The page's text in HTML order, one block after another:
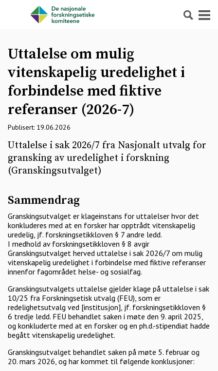
Søk Meny
Uttalelse om mulig
vitenskapelig uredelighet i
forbindelse med fiktive
referanser (2026-7)
Publisert: 19.06.2026
Uttalelse i sak 2026/7 fra Nasjonalt utvalg for
gransking av uredelighet i forskning
(Granskingsutvalget)
Sammendrag
Granskingsutvalget er klageinstans for uttalelser hvor det
konkluderes med at en forsker har opptrådt vitenskapelig
uredelig, jf. forskningsetikkloven § 7 andre ledd.
I medhold av forskningsetikkloven § 8 avgir
Granskingsutvalget herved uttalelse i sak 2026/7 om mulig
vitenskapelig uredelighet i forbindelse med fiktive referanser
innenfor fagområdet helse- og sosialfag.
Granskingsutvalgets uttalelse gjelder klage på uttalelse i sak
10/25 fra Forskningsetisk utvalg (FEU), som er
redelighetsutvalg ved [institusjon], jf. forskningsetikkloven §
6 tredje ledd. FEU behandlet saken i møte den 9. april 2025,
og konkluderte med at en forsker og en ph.d.-stipendiat hadde
begått vitenskapelig uredelighet.
Granskingsutvalget behandlet saken på møte 5. februar og
20. mars 2026, og har kommet til følgende konklusjoner: